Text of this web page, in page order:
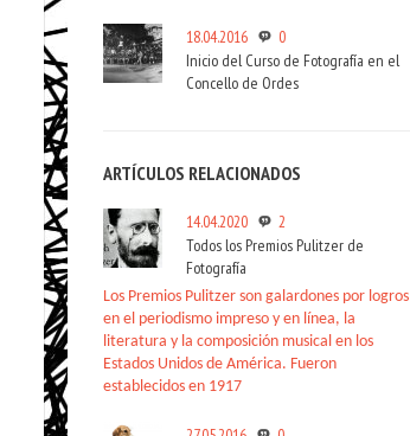
18.04.2016
0
Inicio del Curso de Fotografía en el
Concello de Ordes
ARTÍCULOS RELACIONADOS
14.04.2020
2
Todos los Premios Pulitzer de
Fotografía
Los Premios Pulitzer son galardones por logros
en el periodismo impreso y en línea, la
literatura y la composición musical en los
Estados Unidos de América. Fueron
establecidos en 1917